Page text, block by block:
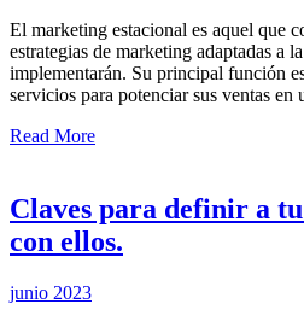
El marketing estacional es aquel que
estrategias de marketing adaptadas a
implementarán. Su principal función
servicios para potenciar sus ventas en
Read More
Claves para definir a
con ellos.
junio 2023